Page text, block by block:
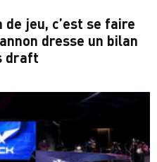
jeu, c’est se faire
dresse un bilan
draft